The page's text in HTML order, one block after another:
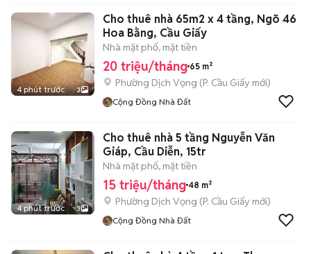
4 phút trước 3
Cho thuê nhà 65m2 x 4 tầng, Ngõ 46
Hoa Bằng, Cầu Giấy
Nhà mặt phố, mặt tiền
20 triệu/tháng 65 m²
Phường Dịch Vọng (P. Cầu Giấy mới)
Cộng Đồng Nhà Đất
4 phút trước 3
Cho thuê nhà 5 tầng Nguyễn Văn
Giáp, Cầu Diễn, 15tr
Nhà mặt phố, mặt tiền
15 triệu/tháng 48 m²
Phường Dịch Vọng (P. Cầu Giấy mới)
Cộng Đồng Nhà Đất